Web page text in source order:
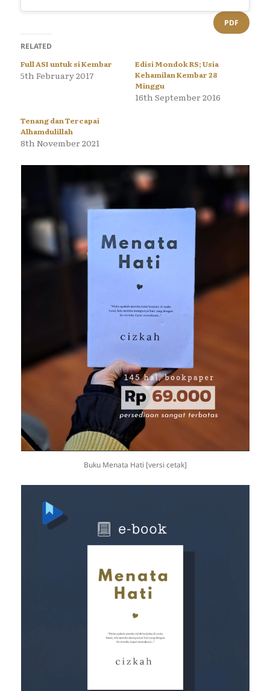
PDF
RELATED
Full ASI untuk si Kembar
5th February 2017
Edisi Mondok RS; Usia
Kehamilan Kembar 28
Minggu
16th September 2016
Tenang dan Tercapai
Alhamdulillah
8th November 2021
Buku Menata Hati [versi cetak]